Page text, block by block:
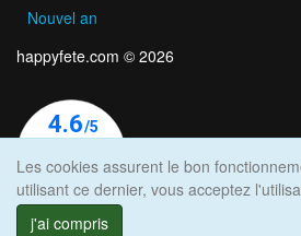
Nouvel an
happyfete.com © 2026
Les cookies assurent le bon
utilisant ce dernier, vous acceptez
j'ai compris